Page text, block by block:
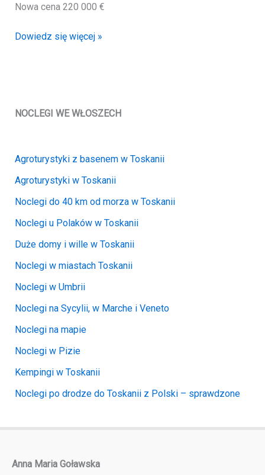
Nowa cena 220 000 €
Stylowy
polskiego
Colla
(of74)
Dowiedz się więcej »
NOCLEGI WE WŁOSZECH
Agroturystyki z basenem w Toskanii
Agroturystyki w Toskanii
Noclegi do 40 km od morza w Toskanii
Noclegi u Polaków w Toskanii
Duże domy i wille w Toskanii
Noclegi w miastach Toskanii
Noclegi w Umbrii
Noclegi na Sycylii, w Marche i Veneto
Noclegi na mapie
Noclegi w Pizie
Kempingi w Toskanii
Noclegi po drodze do Toskanii z Polski – sprawdzone
Anna Maria Goławska